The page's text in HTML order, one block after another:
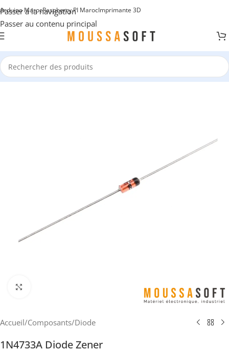
Passer à la navigation
Passer au contenu principal
Arduino MarocRaspberry PI MarocImprimante 3D
Accueil/Composants/Diode
1N4733A Diode Zener